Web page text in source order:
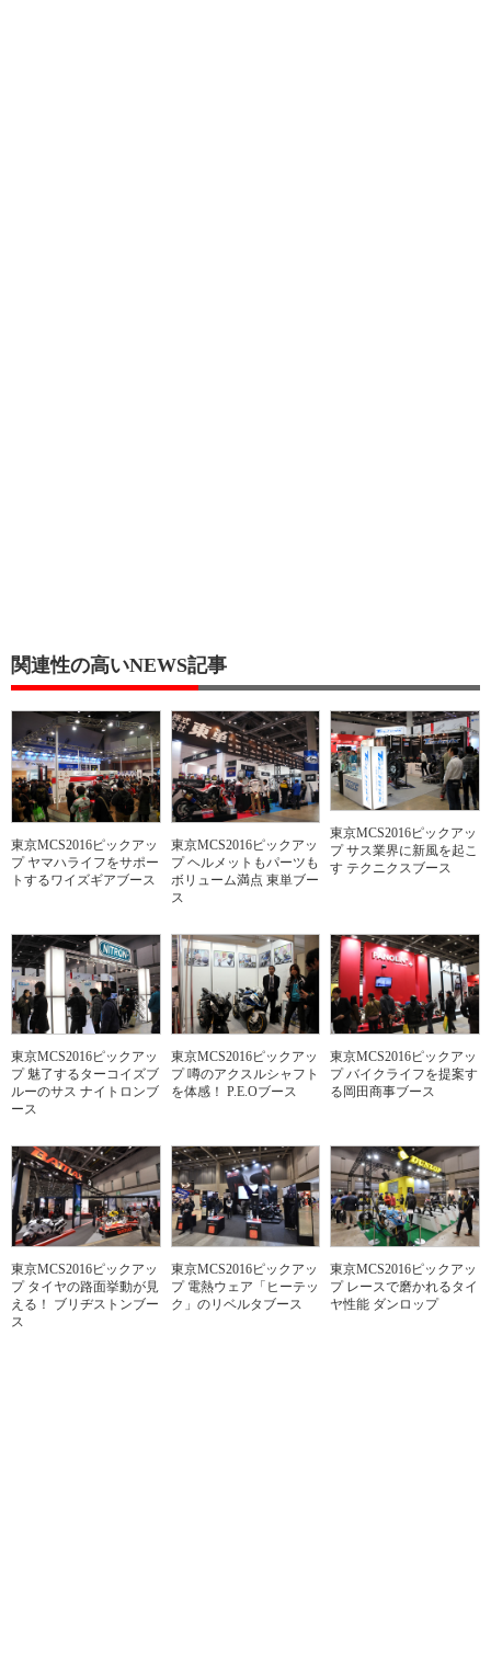
関連性の高いNEWS記事
東京MCS2016ピックアッ
プ ヤマハライフをサポー
トするワイズギアブース
東京MCS2016ピックアッ
プ ヘルメットもパーツも
ボリューム満点 東単ブー
ス
東京MCS2016ピックアッ
プ サス業界に新風を起こ
す テクニクスブース
東京MCS2016ピックアッ
プ 魅了するターコイズブ
ルーのサス ナイトロンブ
ース
東京MCS2016ピックアッ
プ 噂のアクスルシャフト
を体感！ P.E.Oブース
東京MCS2016ピックアッ
プ バイクライフを提案す
る岡田商事ブース
東京MCS2016ピックアッ
プ タイヤの路面挙動が見
える！ ブリヂストンブー
ス
東京MCS2016ピックアッ
プ 電熱ウェア「ヒーテッ
ク」のリベルタブース
東京MCS2016ピックアッ
プ レースで磨かれるタイ
ヤ性能 ダンロップ